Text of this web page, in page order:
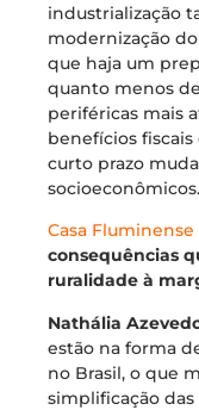
industrialização
modernização
que haja um
quanto menos
periféricas mais
benefícios
curto prazo
socioeconômicos.
Casa Fluminense
consequências
ruralidade à
Nathália
estão na forma
no Brasil, o que
simplificação